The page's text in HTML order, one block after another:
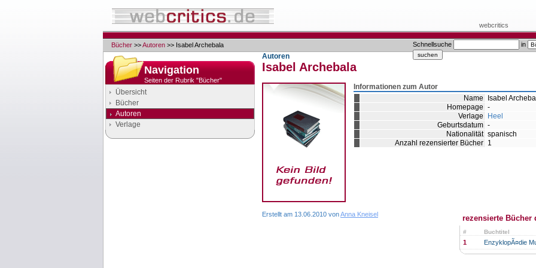
webcritics
Schnellsuche in
Bücher >>Autoren >> Isabel Archebala
Navigation
Seiten der Rubrik "Bücher"
Übersicht
Bücher
Autoren
Verlage
Autoren
Isabel Archebala
Informationen zum Autor
Name
Isabel
Homepage -
Verlage
Heel
Geburtsdatum -
Nationalität spanisch
Anzahl rezensierter Bücher 1
rezensierte Bücher
# Buchtitel
1 EnzyklopÃ¤die
Erstellt am 13.06.2010 vonAnna Kneisel